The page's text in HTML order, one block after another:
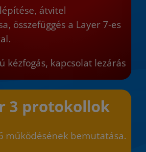
átvitel
összefüggés a Layer 7-es
.
kézfogás, kapcsolat lezárás
3 protokollok
működésének bemutatása.